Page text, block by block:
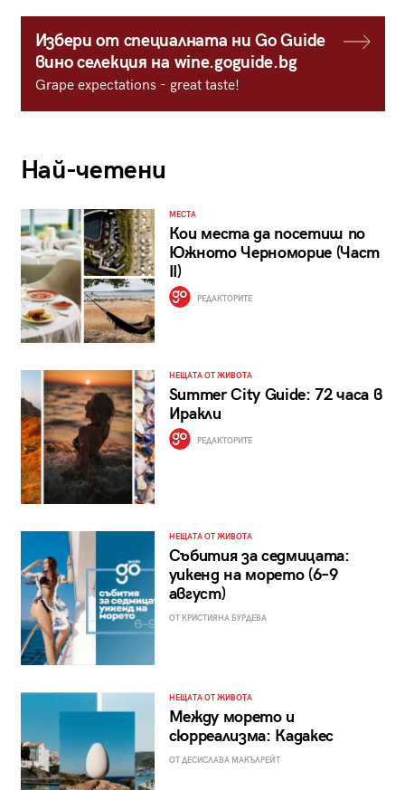
Избери от специалната ни Go Guide
вино селекция на wine.goguide.bg
Grape expectations - great taste!
Най-четени
МЕСТА
Кои места да посетиш по
Южното Черноморие (Част
II)
РЕДАКТОРИТЕ
НЕЩАТА ОТ ЖИВОТА
Summer City Guide: 72 часа в
Иракли
РЕДАКТОРИТЕ
НЕЩАТА ОТ ЖИВОТА
Събития за седмицата:
уикенд на морето (6–9
август)
ОТ КРИСТИЯНА БУРДЕВА
НЕЩАТА ОТ ЖИВОТА
Между морето и
сюрреализма: Кадакес
ОТ ДЕСИСЛАВА МАКЪЛРЕЙТ